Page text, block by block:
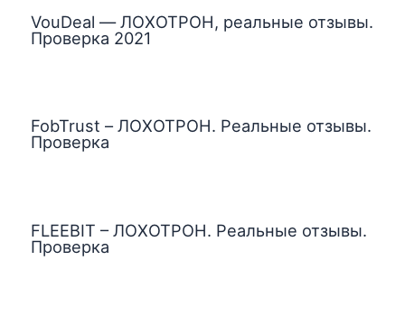
VouDeal — ЛОХОТРОН, реальные отзывы.
Проверка 2021
FobTrust – ЛОХОТРОН. Реальные отзывы.
Проверка
FLEEBIT – ЛОХОТРОН. Реальные отзывы.
Проверка